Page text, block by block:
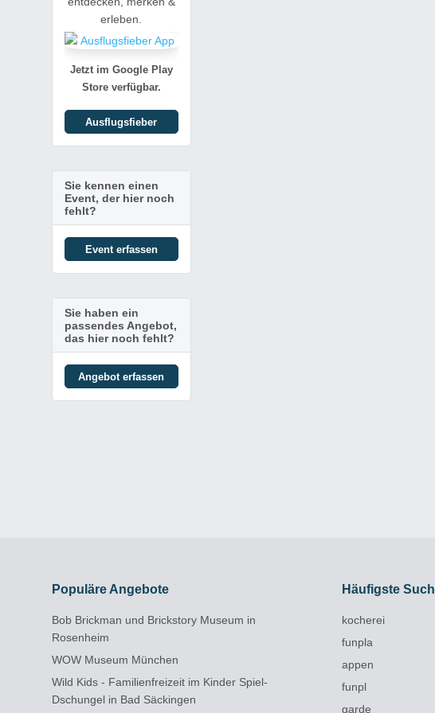
erleben.
Jetzt im Google Play
Store verfügbar.
Ausflugsfieber
Sie kennen einen
Event, der hier noch
fehlt?
Event erfassen
Sie haben ein
passendes Angebot,
das hier noch fehlt?
Angebot erfassen
Populäre Angebote
Bob Brickman und Brickstory Museum in
Rosenheim
WOW Museum München
Wild Kids - Familienfreizeit im Kinder Spiel-
Dschungel in Bad Säckingen
Häufigste
kocherei
funpla
appen
funpl
garde